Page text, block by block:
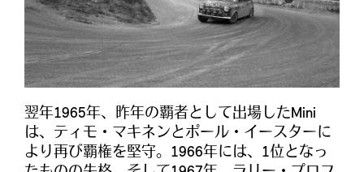
翌年1965年、昨年の覇者として出場したMini
は、ティモ・マキネンとポール・イースターに
より再び覇権を堅守。1966年には、1位となっ